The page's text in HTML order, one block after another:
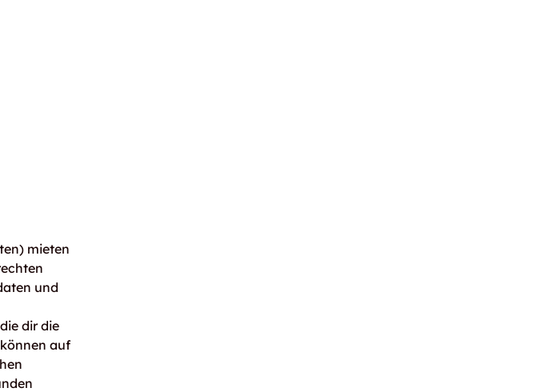
mieten
und
dir die
auf